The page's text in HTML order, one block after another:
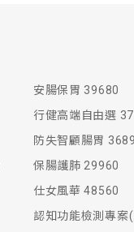
安腸保胃 39680
行健高端自由選
防失智顧腸胃
保腸護肺 29960
仕女風華 48560
認知功能檢測專